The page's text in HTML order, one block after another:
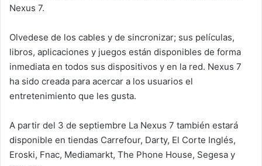
Nexus 7.
Olvedese de los cables y de sincronizar; sus películas,
libros, aplicaciones y juegos están disponibles de forma
inmediata en todos sus dispositivos y en la red. Nexus 7
ha sido creada para acercar a los usuarios el
entretenimiento que les gusta.
A partir del 3 de septiembre La Nexus 7 también estará
disponible en tiendas Carrefour, Darty, El Corte Inglés,
Eroski, Fnac, Mediamarkt, The Phone House, Segesa y